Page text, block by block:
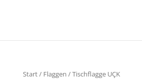
Start/ Flaggen / Tischflagge UÇK